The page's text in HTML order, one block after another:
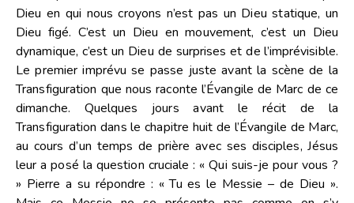
Dieu en qui nous croyons n’est pas un Dieu statique, un
Dieu figé. C’est un Dieu en mouvement, c’est un Dieu
dynamique, c’est un Dieu de surprises et de l’imprévisible.
Le premier imprévu se passe juste avant la scène de la
Transfiguration que nous raconte l’Évangile de Marc de ce
dimanche. Quelques jours avant le récit de la
Transfiguration dans le chapitre huit de l’Évangile de Marc,
au cours d’un temps de prière avec ses disciples, Jésus
leur a posé la question cruciale : « Qui suis-je pour vous ?
» Pierre a su répondre : « Tu es le Messie – de Dieu ».